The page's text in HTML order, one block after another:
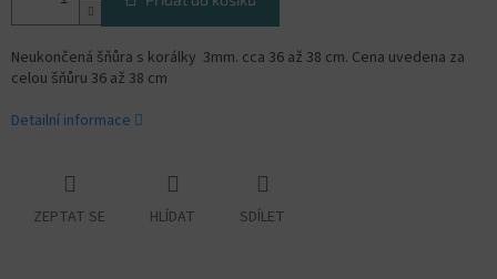
Neukončená šňůra s korálky 3mm. cca 36 až 38 cm. Cena uvedena za
celou šňůru 36 až 38 cm
Detailní informace
ZEPTAT SE HLÍDAT SDÍLET